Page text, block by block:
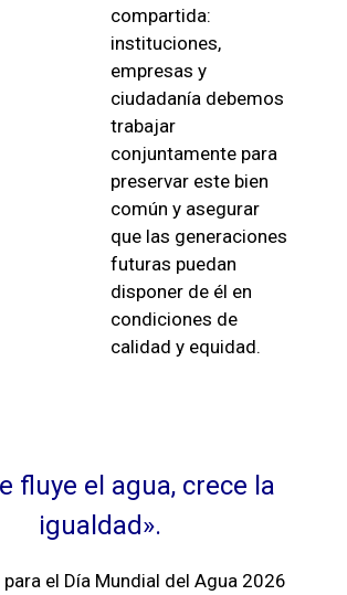
compartida:
instituciones,
empresas y
ciudadanía debemos
trabajar
conjuntamente para
preservar este bien
común y asegurar
que las generaciones
futuras puedan
disponer de él en
condiciones de
calidad y equidad.
fluye el agua, crece la
igualdad».
el Día Mundial del Agua 2026